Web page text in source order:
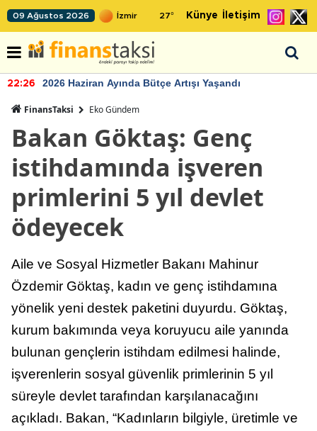
09 Ağustos 2026 27° Künye İletişim
22:26 2026 Haziran Ayında Bütçe Artışı Yaşandı
FinansTaksi Eko Gündem
Bakan Göktaş: Genç
istihdamında işveren
primlerini 5 yıl devlet
ödeyecek
Aile ve Sosyal Hizmetler Bakanı Mahinur
Özdemir Göktaş, kadın ve genç istihdamına
yönelik yeni destek paketini duyurdu. Göktaş,
kurum bakımında veya koruyucu aile yanında
bulunan gençlerin istihdam edilmesi halinde,
işverenlerin sosyal güvenlik primlerinin 5 yıl
süreyle devlet tarafından karşılanacağını
açıkladı. Bakan, “Kadınların bilgiyle, üretimle ve